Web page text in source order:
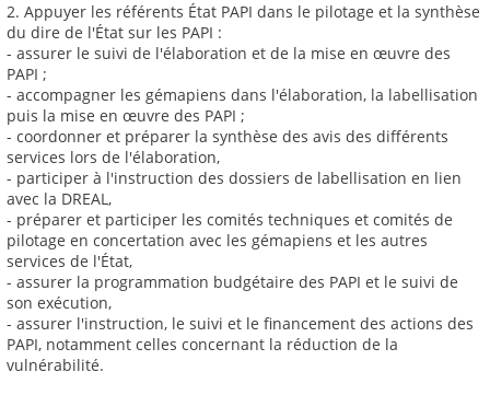
2. Appuyer les référents État PAPI dans le pilotage et la synthèse
du dire de l'État sur les PAPI :
- assurer le suivi de l'élaboration et de la mise en œuvre des
PAPI ;
- accompagner les gémapiens dans l'élaboration, la labellisation
puis la mise en œuvre des PAPI ;
- coordonner et préparer la synthèse des avis des différents
services lors de l'élaboration,
- participer à l'instruction des dossiers de labellisation en lien
avec la DREAL,
- préparer et participer les comités techniques et comités de
pilotage en concertation avec les gémapiens et les autres
services de l'État,
- assurer la programmation budgétaire des PAPI et le suivi de
son exécution,
- assurer l'instruction, le suivi et le financement des actions des
PAPI, notamment celles concernant la réduction de la
vulnérabilité.